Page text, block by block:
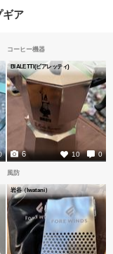
ギア
コーヒー機器
BIALETTI(ビアレッティ)
10 0
6
風防
岩谷（Iwatani）